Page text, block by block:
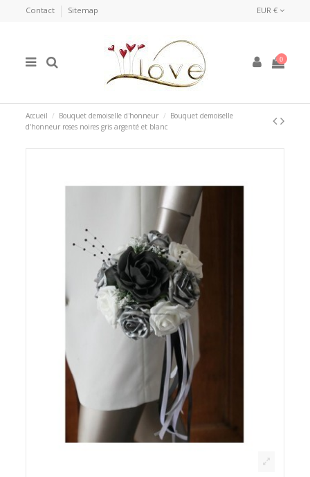
Contact Sitemap EUR €
0
Accueil Bouquet demoiselle d'honneur
Bouquet demoiselle
d'honneur roses noires gris argenté et blanc